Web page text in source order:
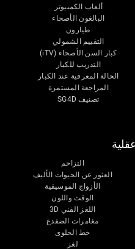
ألعاب الكمبيوتر
البالغون الأصحاء
طيارون
التقييم الشمولي
كبار السن الأصحاء (iTV)
التدريب للكبار
الحالة المعرفية عند الكبار
المراجعة المستمرة
تصنيف SG4D
التزاحم
العثور عن الحيوات الأليف
الأزواج الموسيقية
الوقت واللون
اللغز الفني 3D
مغامرات الضفدع
خط الحلوى
لغز